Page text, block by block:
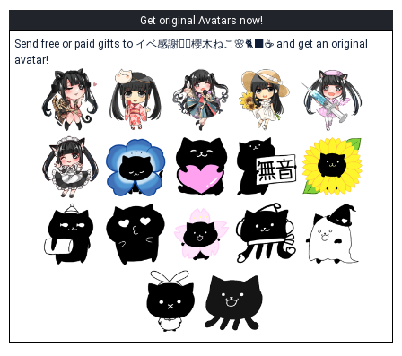
Get original Avatars now!
Send free or paid gifts to イベ感謝❤️‍🔥櫻木ねこ🌸🐈‍⬛☕ and get an original
avatar!